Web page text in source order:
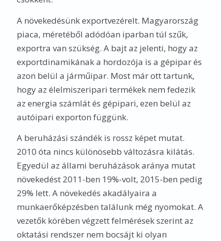
A növekedésünk exportvezérelt. Magyarország
piaca, méretéből adódóan iparban túl szűk,
exportra van szükség. A bajt az jelenti, hogy az
exportdinamikának a hordozója is a gépipar és
azon belül a járműipar. Most már ott tartunk,
hogy az élelmiszeripari termékek nem fedezik
az energia számlát és gépipari, ezen belül az
autóipari exporton függünk.
A beruházási szándék is rossz képet mutat.
2010 óta nincs különösebb változásra kilátás.
Egyedül az állami beruházások aránya mutat
növekedést 2011-ben 19%-volt, 2015-ben pedig
29% lett. A növekedés akadályaira a
munkaerőképzésben találunk még nyomokat. A
vezetők körében végzett felmérések szerint az
oktatási rendszer nem bocsájt ki olyan